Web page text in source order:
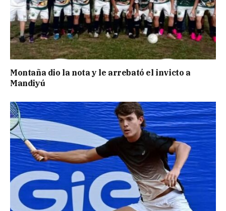
Montaña dio la nota y le arrebató el invicto a
Mandiyú